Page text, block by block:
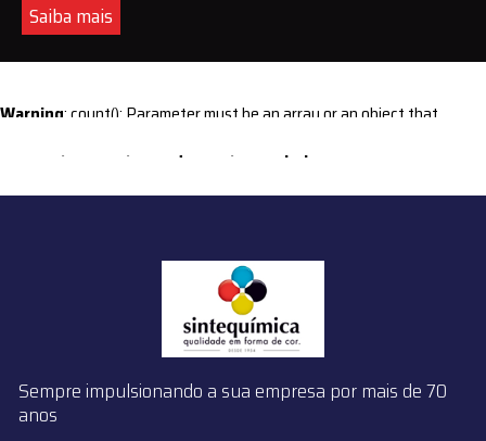
Saiba mais
Warning: count(): Parameter must be an array or an object that
content/themes/sintequimica/index.php
Sempre impulsionando a sua empresa por mais de 70
anos